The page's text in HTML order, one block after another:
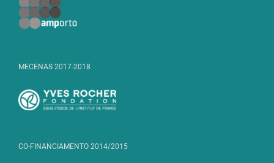
MECENAS 2017-2018
CO-FINANCIAMENTO 2014/2015